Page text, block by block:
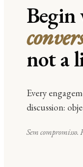
not a
Every
discussion:
Sem compromisso.